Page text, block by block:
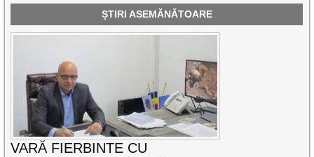
ȘTIRI ASEMĂNĂTOARE
VARĂ FIERBINTE CU